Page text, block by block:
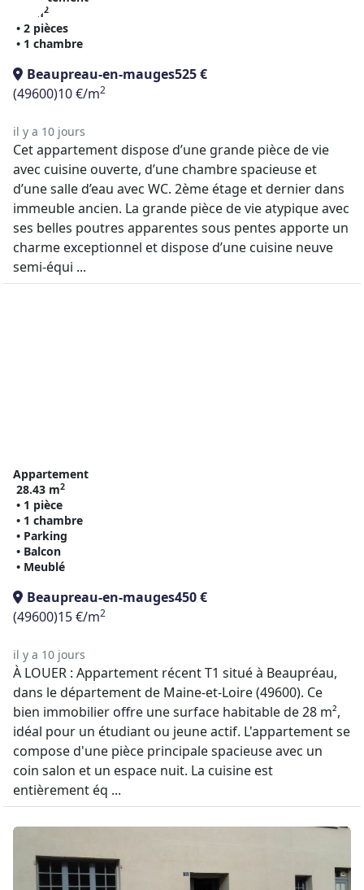
48 m2
• 2 pièces
• 1 chambre
Beaupreau-en-mauges525 €
(49600)10 €/m2
il y a 10 jours
Cet appartement dispose d’une grande pièce de vie
avec cuisine ouverte, d’une chambre spacieuse et
d’une salle d’eau avec WC. 2ème étage et dernier dans
immeuble ancien. La grande pièce de vie atypique avec
ses belles poutres apparentes sous pentes apporte un
charme exceptionnel et dispose d’une cuisine neuve
semi-équi ...
Appartement
28.43 m2
• 1 pièce
• 1 chambre
• Parking
• Balcon
• Meublé
Beaupreau-en-mauges450 €
(49600)15 €/m2
il y a 10 jours
À LOUER : Appartement récent T1 situé à Beaupréau,
dans le département de Maine-et-Loire (49600). Ce
bien immobilier offre une surface habitable de 28 m²,
idéal pour un étudiant ou jeune actif. L'appartement se
compose d'une pièce principale spacieuse avec un
coin salon et un espace nuit. La cuisine est
entièrement éq ...